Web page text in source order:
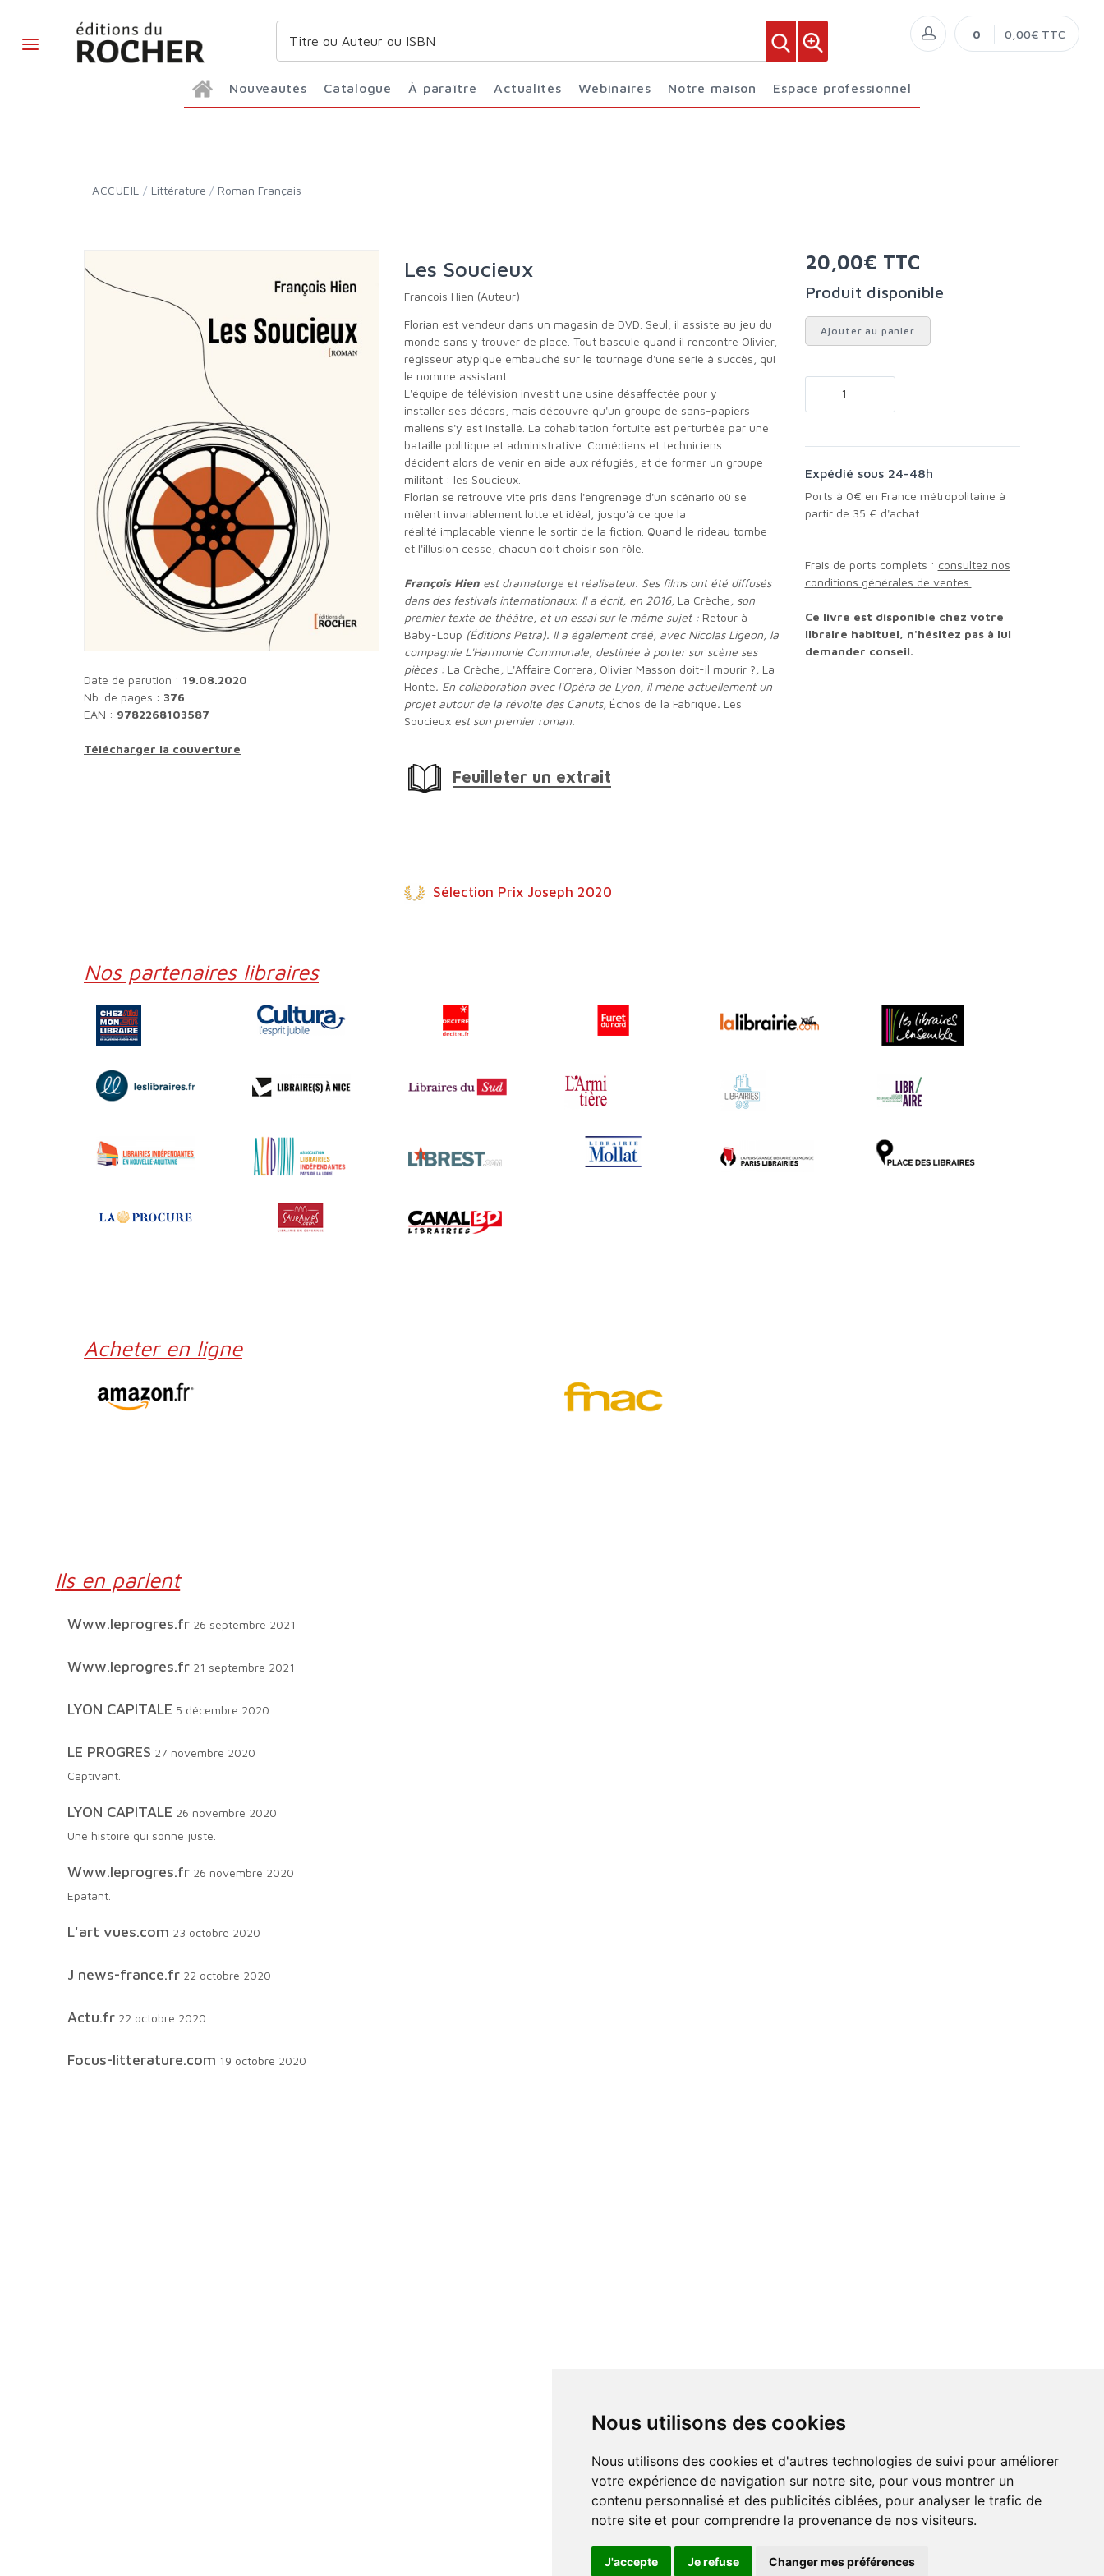
Nous utilisons des cookies
Nous utilisons des cookies et d'autres technologies de suivi pour améliorer
votre expérience de navigation sur notre site, pour vous montrer un
contenu personnalisé et des publicités ciblées, pour analyser le trafic de
notre site et pour comprendre la provenance de nos visiteurs.
J'accepte Je refuse Changer mes préférences
Nouveautés Catalogue À paraître Actualités Webinaires Notre maison Espace professionnel
0 0,00€ TTC
ACCUEIL / Littérature / Roman Français
Date de parution : 19.08.2020
Nb. de pages : 376
EAN : 9782268103587
Télécharger la couverture
Les Soucieux
François Hien (Auteur)
Florian est vendeur dans un magasin de DVD. Seul, il assiste au jeu du
monde sans y trouver de place. Tout bascule quand il rencontre Olivier,
régisseur atypique embauché sur le tournage d'une série à succès, qui
le nomme assistant.
L'équipe de télévision investit une usine désaffectée pour y
installer ses décors, mais découvre qu'un groupe de sans-papiers
maliens s'y est installé. La cohabitation fortuite est perturbée par une
bataille politique et administrative. Comédiens et techniciens
décident alors de venir en aide aux réfugiés, et de former un groupe
militant : les Soucieux.
Florian se retrouve vite pris dans l'engrenage d'un scénario où se
mêlent invariablement lutte et idéal, jusqu'à ce que la
réalité implacable vienne le sortir de la fiction. Quand le rideau tombe
et l'illusion cesse, chacun doit choisir son rôle.
François Hien est dramaturge et réalisateur. Ses films ont été diffusés
dans des festivals internationaux. Il a écrit, en 2016, La Crèche , son
premier texte de théâtre, et un essai sur le même sujet : Retour à
Baby-Loup (Éditions Petra). Il a également créé, avec Nicolas Ligeon, la
compagnie L'Harmonie Communale, destinée à porter sur scène ses
pièces : La Crèche L'Affaire Correra Olivier Masson doit-il mourir ? La
Honte. En collaboration avec l'Opéra de Lyon, il mène actuellement un
projet autour de la révolte des Canuts, Échos de la Fabrique. Les
Soucieux est son premier roman.
Feuilleter un extrait
Sélection Prix Joseph 2020
20,00€ TTC
Produit disponible
Ajouter au panier
Expédié sous 24-48h
Ports à 0€ en France métropolitaine à
partir de 35 € d'achat.
Frais de ports complets : consultez nos
conditions générales de ventes.
Ce livre est disponible chez votre
libraire habituel, n'hésitez pas à lui
demander conseil.
Nos partenaires libraires
Acheter en ligne
Ils en parlent
www.leprogres.fr 26 septembre 2021
www.leprogres.fr 21 septembre 2021
LYON CAPITALE 5 décembre 2020
LE PROGRES 27 novembre 2020
Captivant.
LYON CAPITALE 26 novembre 2020
Une histoire qui sonne juste.
www.leprogres.fr 26 novembre 2020
Epatant.
L'art vues.com 23 octobre 2020
J news-france.fr 22 octobre 2020
actu.fr 22 octobre 2020
focus-litterature.com 19 octobre 2020